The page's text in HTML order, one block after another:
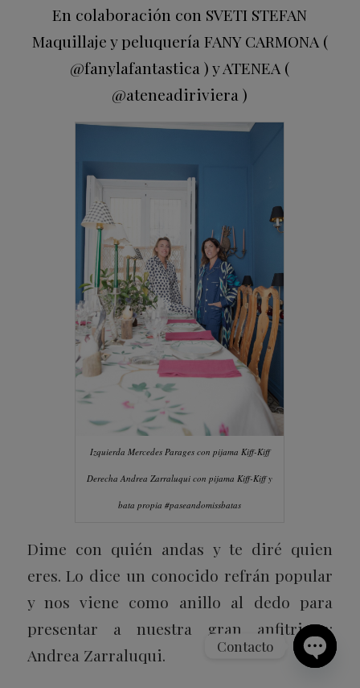
En colaboración con SVETI STEFAN
Maquillaje y peluquería FANY CARMONA (
@fanylafantastica ) y ATENEA (
@ateneadiriviera )
Izquierda Mercedes Parages con pijama Kiff-Kiff
Derecha Andrea Zarraluqui con pijama Kiff-Kiff y
bata propia #paseandomissbatas
Dime con quién andas y te diré quien
eres. Lo dice un conocido refrán popular
y nos viene como anillo al dedo para
presentar a nuestra gran anfitriona:
Andrea Zarraluqui.
Contacto